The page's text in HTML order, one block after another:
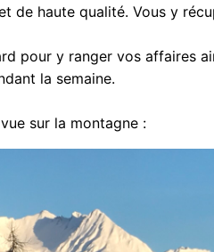
de haute qualité. Vous y
pour y ranger vos affaires
la semaine.
sur la montagne :